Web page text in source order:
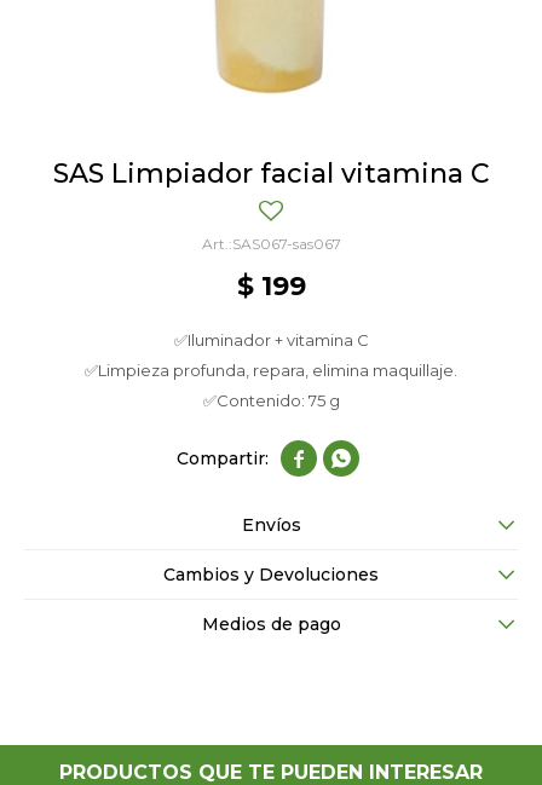
SAS Limpiador facial vitamina C
SAS067-sas067
$ 199
✅Iluminador + vitamina C
✅Limpieza profunda, repara, elimina maquillaje.
✅Contenido: 75 g
 
Envíos
Cambios y Devoluciones
Medios de pago
PRODUCTOS QUE TE PUEDEN INTERESAR